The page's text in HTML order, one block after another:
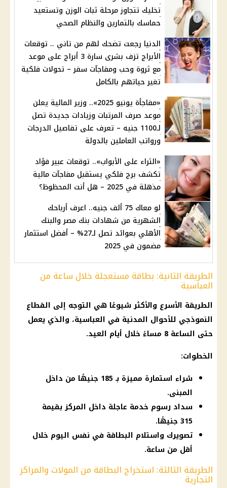
تخليك تتجاوز مرحلة ثبات الوزن وتستعيد
حماسك بالتمارين والنظام الصحي
الدنيا رجعت تضحك لهم من تاني .. توقعات
الأبراج تزف بشرى سارة 3 أبراج على موعد
مع ثروة وحب ومفاجآت سفر – تحولات فلكية
تغير حياتهم بالكامل
«مفاجأة يونيو 2025».. وزير المالية يعلن
موعد صرف المرتبات وزيادات جديدة تصل
لـ1100 جنيه – تعرف على تفاصيل الدرجات
ورواتب العاملين بالدولة
«الثراء على الأبواب».. توقعات عبير فؤاد
تكشف برج فلكي يستقبل مفاجآت مالية
مذهلة في 2025 – هل أنت المحظوظ؟
لو معاك 75 ألف جنيه.. اعرف أرباحك
الشهرية من شهادات بنك مصر والبنك
الأهلي بعوائد تصل لـ27% – أفضل استثمار
مضمون في 2025
الطريقة الثانية: بطاقة مستعجلة خلال ساعة من
العباسية
الطريقة الأسرع والأكثر شيوعًا هي التوجه إلى القطاع
النموذجي للأحوال المدنية في العباسية، والذي يعمل
حتى الساعة 8 مساءً خلال أيام العيد.
الخطوات:
شراء استمارة مميزة بـ 185 جنيهًا من داخل
المبنى.
سداد رسوم خدمة عاجلة داخل المركز بقيمة
315 جنيهًا.
تصويرك واستلام البطاقة في نفس اليوم خلال
أقل من ساعة.
الطريقة الثالثة: استخراج البطاقة من المولات والمراكز
التجارية